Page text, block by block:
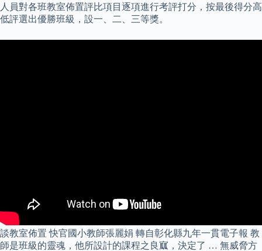
人員對各班教室佈置評比項目逐項進行考評打分，按最後得分高
低評選出優勝班級，設一、二、三等獎。
談教室佈置 快官國小教師張麗娟 轉自彰化縣九年一貫電子報 教
師是班級的靈魂，他所設計的課程之良寙，決定了 … 無威脅方